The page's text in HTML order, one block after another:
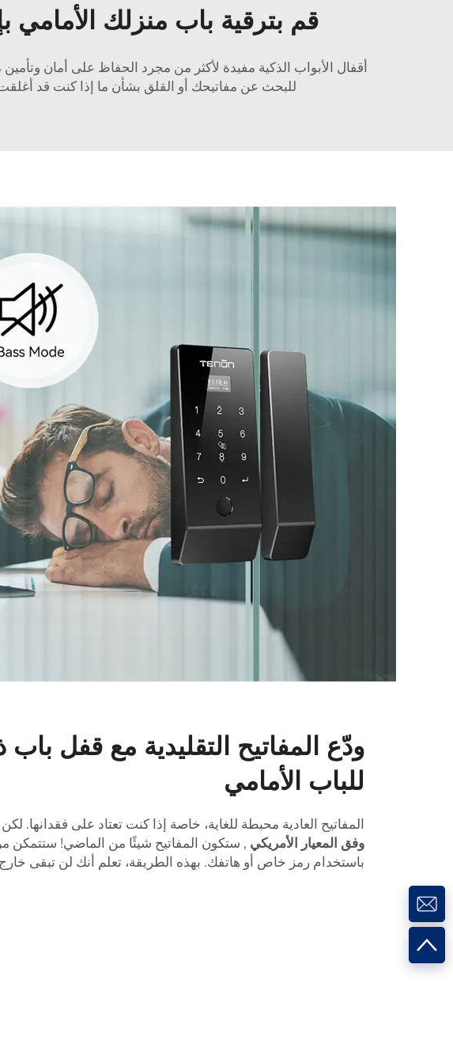
قم بترقية باب منزلك
أقفال الأبواب الذكية مفيدة لأكثر من مجرد الحفاظ على أمان
للبحث عن مفاتيحك أو القلق بشأن ما إذا كنت قد
ودّع المفاتيح التقليدية مع قفل
للباب الأمامي
المفاتيح العادية محبطة للغاية، خاصة إذا كنت تعتاد على فقدانها.
وفق المعيار الأمريكي , ستكون المفاتيح شيئًا من الماضي! ستتمكن
باستخدام رمز خاص أو هاتفك. بهذه الطريقة، تعلم أنك لن تبقى